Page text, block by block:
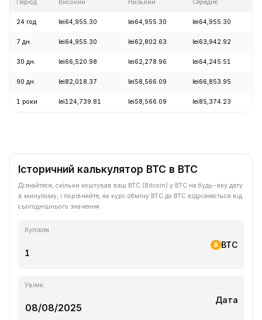
Період Високий Низький Середнє
24 год lei64,955.30 lei64,955.30 lei64,955.30
7 дн. lei64,955.30 lei62,802.63 lei63,942.92
30 дн. lei66,520.98 lei62,278.96 lei64,245.51
90 дн. lei82,018.37 lei58,566.09 lei66,853.95
1 роки lei124,739.81 lei58,566.09 lei85,374.23
Історичний калькулятор BTC в BTC
Дізнайтеся, скільки коштував ваш BTC (Bitcoin) у BTC на будь-яку дату
в минулому, і порівняйте, як курс обміну BTC до BTC відрізняється від
сьогоднішнього значення.
Купівля
BTC
Увімк.
Дата